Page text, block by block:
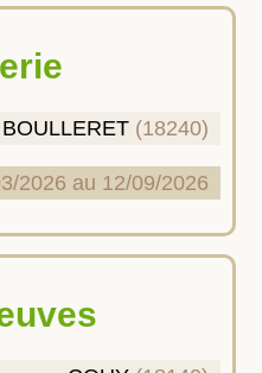
BOULLERET (18240)
2026 au 12/09/2026